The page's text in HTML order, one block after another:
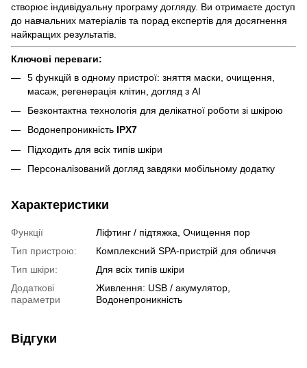
створює індивідуальну програму догляду. Ви отримаєте доступ
до навчальних матеріалів та порад експертів для досягнення
найкращих результатів.
Ключові переваги:
5 функцій в одному пристрої: зняття маски, очищення,
масаж, регенерація клітин, догляд з AI
Безконтактна технологія для делікатної роботи зі шкірою
Водонепроникність IPX7
Підходить для всіх типів шкіри
Персоналізований догляд завдяки мобільному додатку
Характеристики
Функції
Ліфтинг / підтяжка, Очищення пор
Тип пристрою:
Комплексний SPA-пристрій для обличчя
Тип шкіри:
Для всіх типів шкіри
Додаткові
параметри
Живлення: USB / акумулятор,
Водонепроникність
Відгуки